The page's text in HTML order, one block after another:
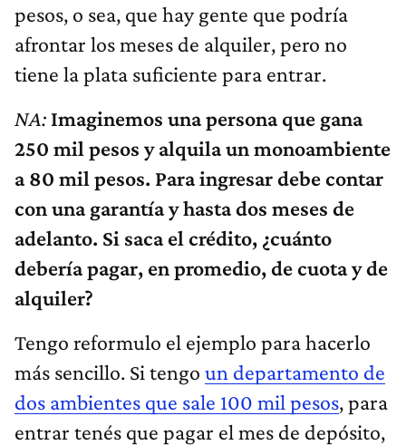
pesos, o sea, que hay gente que podría
afrontar los meses de alquiler, pero no
tiene la plata suficiente para entrar.
NA: Imaginemos una persona que gana
250 mil pesos y alquila un monoambiente
a 80 mil pesos. Para ingresar debe contar
con una garantía y hasta dos meses de
adelanto. Si saca el crédito, ¿cuánto
debería pagar, en promedio, de cuota y de
alquiler?
Tengo reformulo el ejemplo para hacerlo
más sencillo. Si tengo un departamento de
dos ambientes que sale 100 mil pesos, para
entrar tenés que pagar el mes de depósito,